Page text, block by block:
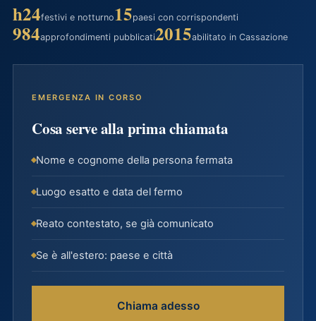
h24festivi e notturno15paesi con corrispondenti
984approfondimenti pubblicati2015abilitato in Cassazione
EMERGENZA IN CORSO
Cosa serve alla prima chiamata
Nome e cognome della persona fermata
Luogo esatto e data del fermo
Reato contestato, se già comunicato
Se è all'estero: paese e città
Chiama adesso